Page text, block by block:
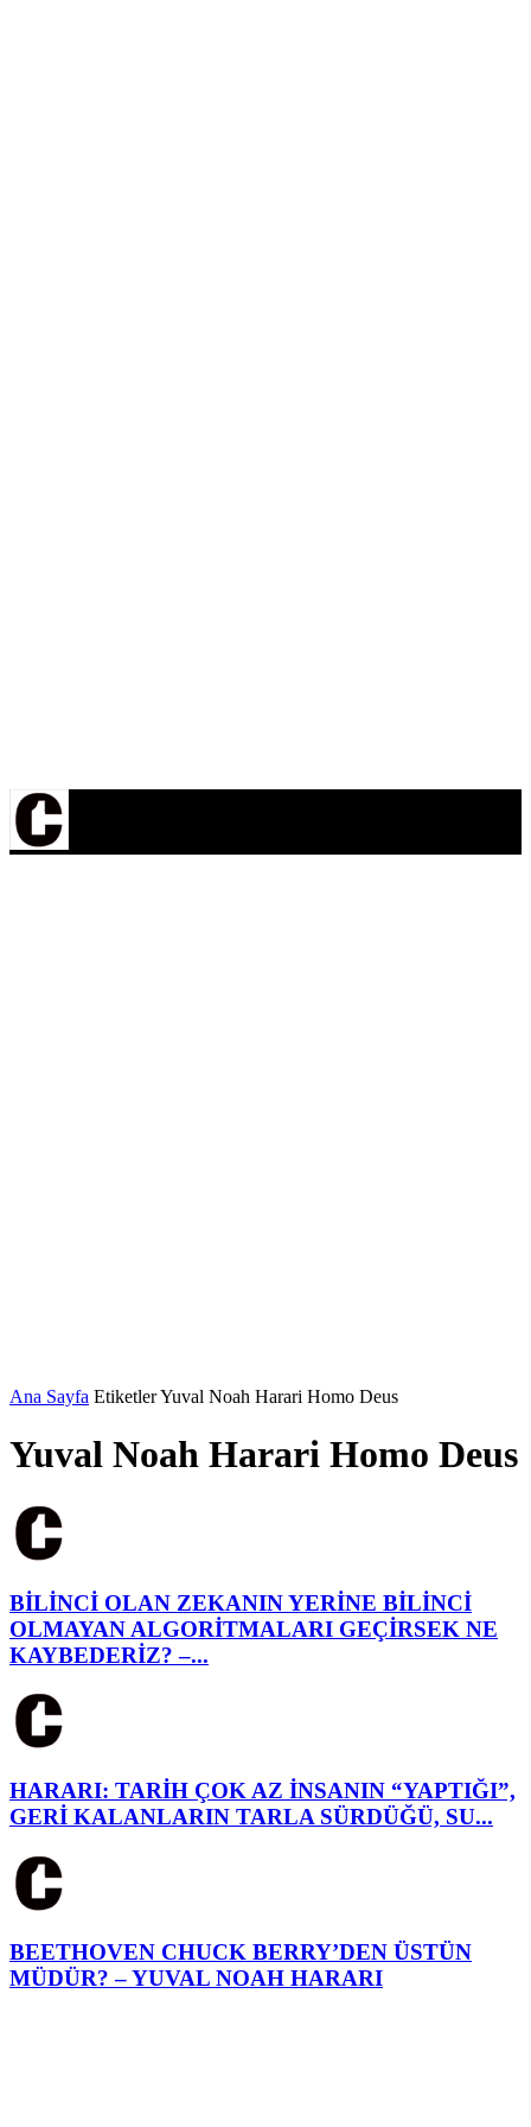
Ana Sayfa EtiketlerYuval Noah Harari Homo Deus
Yuval Noah Harari Homo Deus
BİLİNCİ OLAN ZEKANIN YERİNE BİLİNCİ
OLMAYAN ALGORİTMALARI GEÇİRSEK NE
KAYBEDERİZ? –...
HARARI: TARİH ÇOK AZ İNSANIN “YAPTIĞI”,
GERİ KALANLARIN TARLA SÜRDÜĞÜ, SU...
BEETHOVEN CHUCK BERRY’DEN ÜSTÜN
MÜDÜR? – YUVAL NOAH HARARI